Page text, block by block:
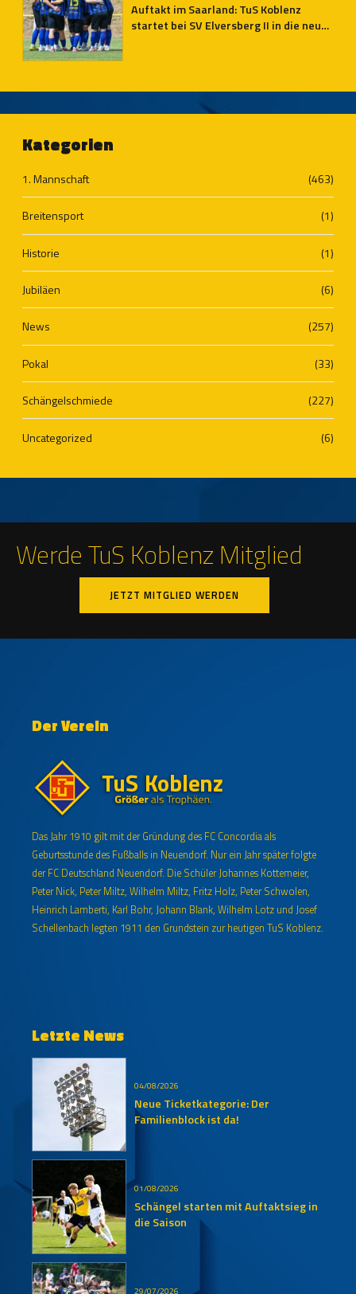
Auftakt im Saarland: TuS Koblenz
startet bei SV Elversberg II in die neue
Kategorien
1. Mannschaft (463)
Breitensport (1)
Historie (1)
Jubiläen (6)
News (257)
Pokal (33)
Schängelschmiede (227)
Uncategorized (6)
Werde TuS Koblenz Mitglied
JETZT MITGLIED WERDEN
Der Verein
Das Jahr 1910 gilt mit der Gründung des FC Concordia als
Geburtsstunde des Fußballs in Neuendorf. Nur ein Jahr später folgte
der FC Deutschland Neuendorf. Die Schüler Johannes Kottemeier,
Peter Nick, Peter Miltz, Wilhelm Miltz, Fritz Holz, Peter Schwolen,
Heinrich Lamberti, Karl Bohr, Johann Blank, Wilhelm Lotz und Josef
Schellenbach legten 1911 den Grundstein zur heutigen TuS Koblenz.
Letzte News
04/08/2026
Neue Ticketkategorie: Der
Familienblock ist da!
01/08/2026
Schängel starten mit Auftaktsieg in
die Saison
29/07/2026